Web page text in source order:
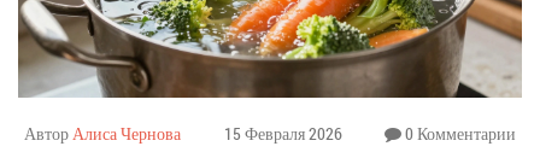
АвторАлиса Чернова 15 Февраля 2026 0 Комментарии